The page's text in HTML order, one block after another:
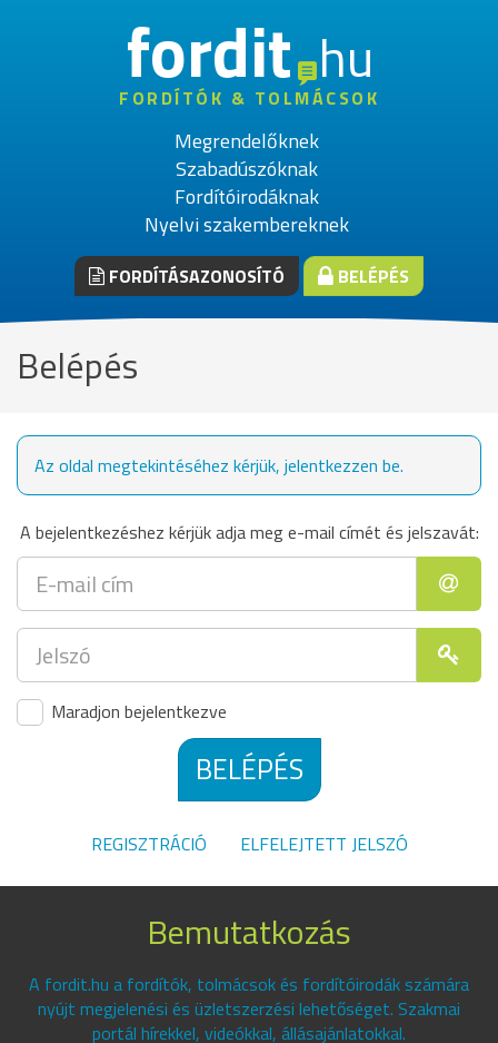
fordithu
FORDÍTÓK & TOLMÁCSOK
Megrendelőknek
Szabadúszóknak
Fordítóirodáknak
Nyelvi szakembereknek
FORDÍTÁSAZONOSÍTÓ BELÉPÉS
Belépés
Az oldal megtekintéséhez kérjük, jelentkezzen be.
A bejelentkezéshez kérjük adja meg e-mail címét és jelszavát:
Maradjon bejelentkezve
BELÉPÉS
REGISZTRÁCIÓ ELFELEJTETT JELSZÓ
Bemutatkozás
A fordit.hu a fordítók, tolmácsok és fordítóirodák számára
nyújt megjelenési és üzletszerzési lehetőséget. Szakmai
portál hírekkel, videókkal, állásajánlatokkal.